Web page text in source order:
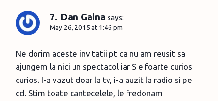
7. Dan Gaina says:
May 26, 2015 at 1:46 pm
Ne dorim aceste invitatii pt ca nu am reusit sa
ajungem la nici un spectacol iar S e foarte curios
curios. I-a vazut doar la tv, i-a auzit la radio si pe
cd. Stim toate cantecelele, le fredonam